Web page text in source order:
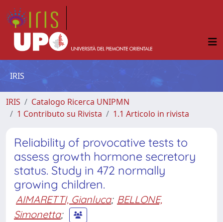
IRIS
IRIS
Catalogo Ricerca UNIPMN
1 Contributo su Rivista
1.1 Articolo in rivista
Reliability of provocative tests to
assess growth hormone secretory
status. Study in 472 normally
growing children.
AIMARETTI, Gianluca; BELLONE,
Simonetta;